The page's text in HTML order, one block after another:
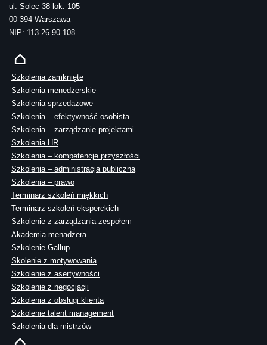
ul. Solec 38 lok. 105
00-394 Warszawa
NIP: 113-26-90-108
Szkolenia zamknięte
Szkolenia menedżerskie
Szkolenia sprzedażowe
Szkolenia – efektywność osobista
Szkolenia – zarządzanie projektami
Szkolenia HR
Szkolenia – kompetencje przyszłości
Szkolenia – administracja publiczna
Szkolenia – prawo
Terminarz szkoleń miękkich
Terminarz szkoleń eksperckich
Szkolenie z zarządzania zespołem
Akademia menadżera
Szkolenie Gallup
Skolenie z motywowania
Szkolenie z asertywności
Szkolenie z negocjacji
Szkolenia z obsługi klienta
Szkolenie talent management
Szkolenia dla mistrzów